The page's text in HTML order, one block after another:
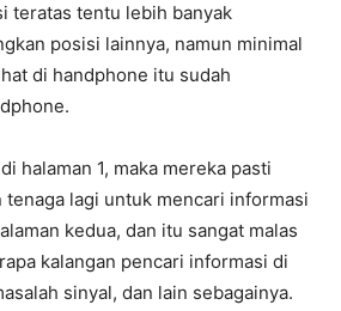
teratas tentu lebih banyak
posisi lainnya, namun minimal
di handphone itu sudah
halaman 1, maka mereka pasti
tenaga lagi untuk mencari informasi
kedua, dan itu sangat malas
kalangan pencari informasi di
sinyal, dan lain sebagainya.